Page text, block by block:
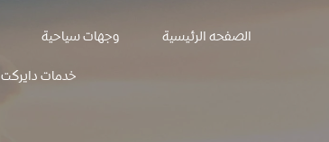
الصفحه الرئيسية وجهات سياحية
خدمات دايركت